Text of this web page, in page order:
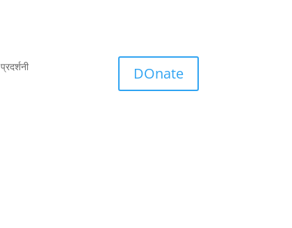
प्रदर्शनी
DOnate